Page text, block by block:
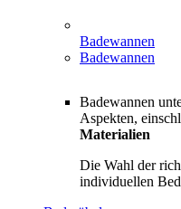
Badewannen
Badewannen
Badewannen
Aspekten,
Materialien
Die Wahl der
individuellen